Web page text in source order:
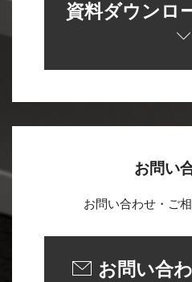
資料ダウンロ
お問い
お問い合わせ・ご
お問い合